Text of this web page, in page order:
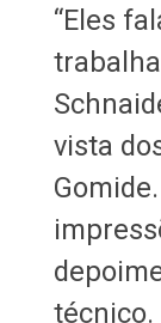
“Eles
vista
técnico.